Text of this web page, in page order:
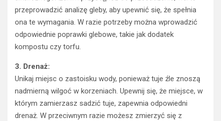
przeprowadzić analizę gleby, aby upewnić się, że spełnia
ona te wymagania. W razie potrzeby można wprowadzić
odpowiednie poprawki glebowe, takie jak dodatek
kompostu czy torfu.
3. Drenaż:
Unikaj miejsc o zastoisku wody, ponieważ tuje źle znoszą
nadmierną wilgoć w korzeniach. Upewnij się, że miejsce, w
którym zamierzasz sadzić tuje, zapewnia odpowiedni
drenaż. W przeciwnym razie możesz zmierzyć się z